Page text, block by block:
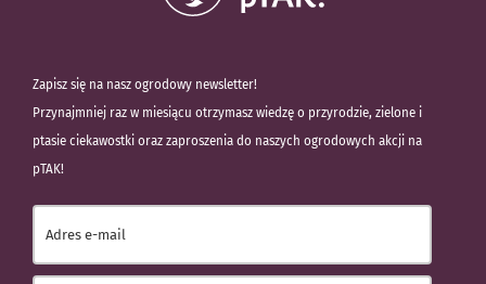
Zapisz się na nasz ogrodowy newsletter!
Przynajmniej raz w miesiącu otrzymasz wiedzę o przyrodzie, zielone i
ptasie ciekawostki oraz zaproszenia do naszych ogrodowych akcji na
pTAK!